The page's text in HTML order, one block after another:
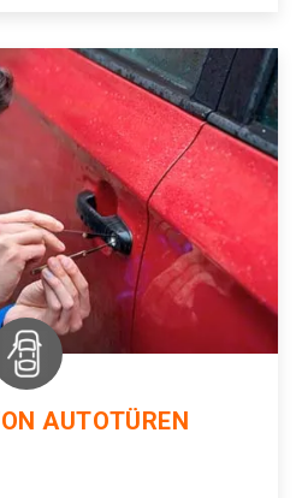
AUTOTÜREN